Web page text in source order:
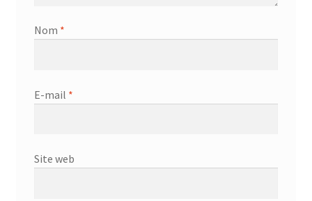
Nom *
E-mail *
Site web